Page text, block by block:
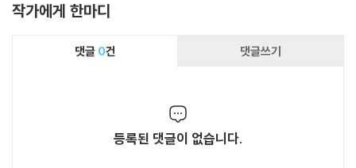
작가에게 한마디
댓글 0건 댓글쓰기
등록된 댓글이 없습니다.